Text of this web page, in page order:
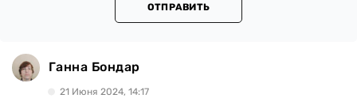
ОТПРАВИТЬ
Ганна Бондар
21 Июня 2024, 14:17